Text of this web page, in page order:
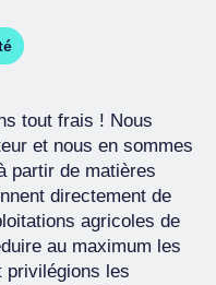
tout frais ! Nous
et nous en sommes
partir de matières
directement de
agricoles de
au maximum les
privilégions les